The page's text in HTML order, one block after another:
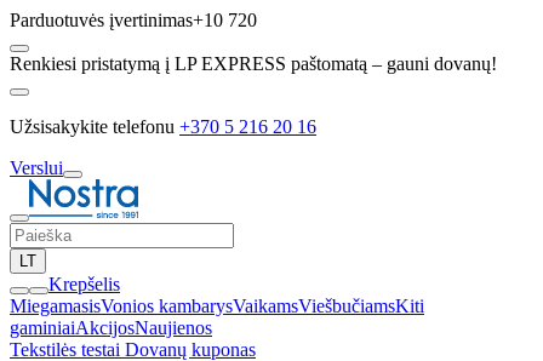
Parduotuvės įvertinimas+10 720
Renkiesi pristatymą į LP EXPRESS paštomatą – gauni dovanų!
Užsisakykite telefonu +370 5 216 20 16
Verslui
LT
Krepšelis
MiegamasisVonios kambarysVaikamsViešbučiamsKiti
gaminiaiAkcijosNaujienos
Tekstilės testai Dovanų kuponas